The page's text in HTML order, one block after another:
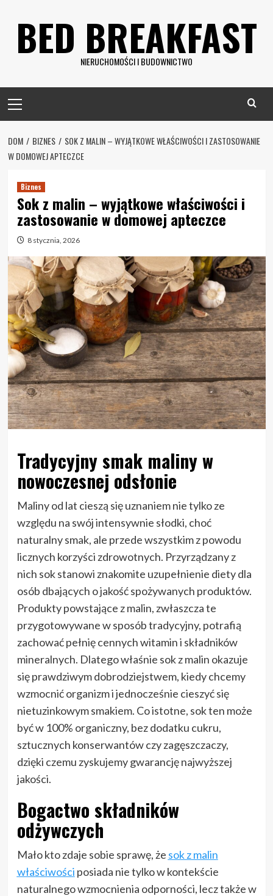
contentBED BREAKFAST
NIERUCHOMOŚCI I BUDOWNICTWO
Menu
DOM BIZNES
SOK Z MALIN – WYJĄTKOWE WŁAŚCIWOŚCI I ZASTOSOWANIE
W DOMOWEJ APTECZCE
Biznes
Sok z malin – wyjątkowe właściwości i
zastosowanie w domowej apteczce
8 stycznia, 2026
Tradycyjny smak maliny w
nowoczesnej odsłonie
Maliny od lat cieszą się uznaniem nie tylko ze
względu na swój intensywnie słodki, choć
naturalny smak, ale przede wszystkim z powodu
licznych korzyści zdrowotnych. Przyrządzany z
nich sok stanowi znakomite uzupełnienie diety dla
osób dbających o jakość spożywanych produktów.
Produkty powstające z malin, zwłaszcza te
przygotowywane w sposób tradycyjny, potrafią
zachować pełnię cennych witamin i składników
mineralnych. Dlatego właśnie sok z malin okazuje
się prawdziwym dobrodziejstwem, kiedy chcemy
wzmocnić organizm i jednocześnie cieszyć się
nietuzinkowym smakiem. Co istotne, sok ten może
być w 100% organiczny, bez dodatku cukru,
sztucznych konserwantów czy zagęszczaczy,
dzięki czemu zyskujemy gwarancję najwyższej
jakości.
Bogactwo składników
odżywczych
Mało kto zdaje sobie sprawę, że sok z malin
właściwości posiada nie tylko w kontekście
naturalnego wzmocnienia odporności, lecz także w